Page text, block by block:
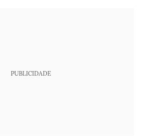
PUBLICIDADE